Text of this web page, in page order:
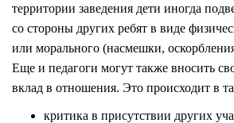
территории заведения дети иногда
со стороны других ребят в виде
или морального (насмешки,
Еще и педагоги могут также вносить
вклад в отношения. Это происходит в
критика в присутствии других